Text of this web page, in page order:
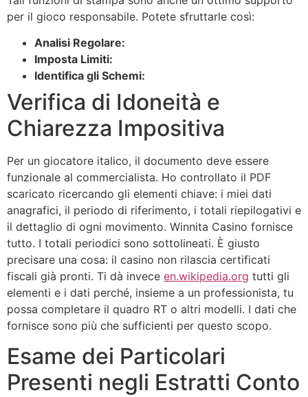
per il gioco responsabile. Potete sfruttarle così:
Analisi Regolare:
Imposta Limiti:
Identifica gli Schemi:
Verifica di Idoneità e
Chiarezza Impositiva
Per un giocatore italico, il documento deve essere
funzionale al commercialista. Ho controllato il PDF
scaricato ricercando gli elementi chiave: i miei dati
anagrafici, il periodo di riferimento, i totali riepilogativi e
il dettaglio di ogni movimento. Winnita Casino fornisce
tutto. I totali periodici sono sottolineati. È giusto
precisare una cosa: il casino non rilascia certificati
fiscali già pronti. Ti dà invece en.wikipedia.org tutti gli
elementi e i dati perché, insieme a un professionista, tu
possa completare il quadro RT o altri modelli. I dati che
fornisce sono più che sufficienti per questo scopo.
Esame dei Particolari
Presenti negli Estratti Conto